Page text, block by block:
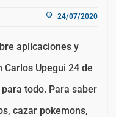
24/07/2020
aplicaciones y
Upegui 24 de
todo. Para saber
cazar pokemons,